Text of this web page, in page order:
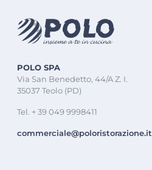
POLO SPA
Via San Benedetto, 44/A Z. I.
35037 Teolo (PD)
Tel. + 39 049 9998411
commerciale@poloristorazione.it